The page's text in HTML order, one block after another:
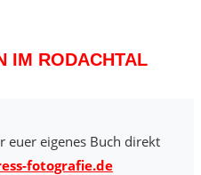
IM RODACHTAL
euer eigenes Buch direkt
fotografie.de